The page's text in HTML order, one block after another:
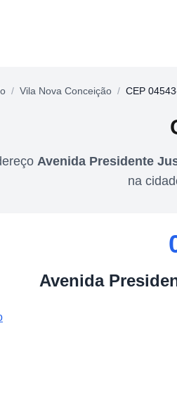
/ Vila Nova Conceição / CEP
Avenida Presidente
na
Avenida